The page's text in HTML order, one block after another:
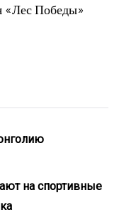
«Лес Победы»
на спортивные